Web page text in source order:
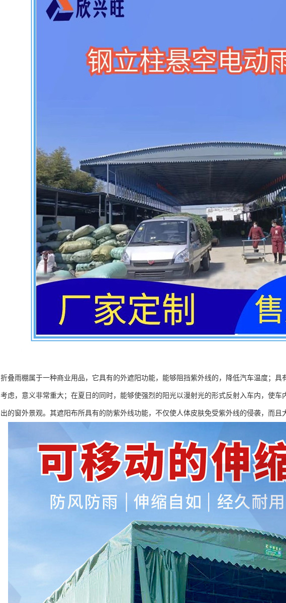
折叠雨棚属于一种商业用品，它具有的外遮阳功能，能够阻挡紫外线的，降低汽车温度；
考虑，意义非常重大；在夏日的同时，能够使强烈的阳光以漫射光的形式反射入车内，使
出的窗外景观。其遮阳布所具有的防紫外线功能，不仅使人体皮肤免受紫外线的侵袭，而且